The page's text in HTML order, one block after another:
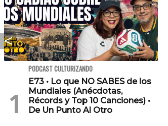
PODCAST CULTURIZANDO
E73 • Lo que NO SABES de los
Mundiales (Anécdotas,
Récords y Top 10 Canciones) •
De Un Punto Al Otro